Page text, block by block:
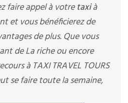
faire appel à votretaxià
et vous bénéficierez de
de plus. Que vous
de La riche ou encore
à TAXI TRAVEL TOURS
se faire toute la semaine,